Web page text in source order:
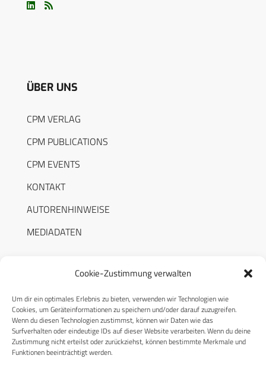
Cookie-Zustimmung verwalten
Um dir ein optimales Erlebnis zu bieten, verwenden wir Technologien wie
Cookies, um Geräteinformationen zu speichern und/oder darauf zuzugreifen.
Wenn du diesen Technologien zustimmst, können wir Daten wie das
Surfverhalten oder eindeutige IDs auf dieser Website verarbeiten. Wenn du deine
Zustimmung nicht erteilst oder zurückziehst, können bestimmte Merkmale und
Funktionen beeinträchtigt werden.
ÜBER UNS
CPM VERLAG
CPM PUBLICATIONS
CPM EVENTS
KONTAKT
AUTORENHINWEISE
MEDIADATEN
RECHTLICHES
Datenschutzerklärung
Cookie-Richtlinie (EU)